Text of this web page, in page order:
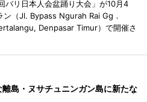
バリ日本人会盆踊り大会」が10月4
ン（Jl. Bypass Ngurah Rai Gg．
Denpasar Timur）で開催さ
島・ヌサチュニンガン島に新たな